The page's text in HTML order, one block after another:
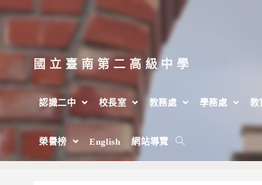
跳
至
要
內
容
國立臺南第二高級中學
認識二中 校長室 教務處 學務處 教
榮譽榜 English 網站導覽
【轉知】國立潮州高級中學「115年度教育部高級
2026 年 > 5 月 > 11 日